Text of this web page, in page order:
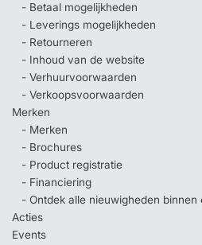
- Betaal mogelijkheden
- Leverings mogelijkheden
- Retourneren
- Inhoud van de website
- Verhuurvoorwaarden
- Verkoopsvoorwaarden
Merken
- Merken
- Brochures
- Product registratie
- Financiering
- Ontdek alle nieuwigheden binnen
Acties
Events